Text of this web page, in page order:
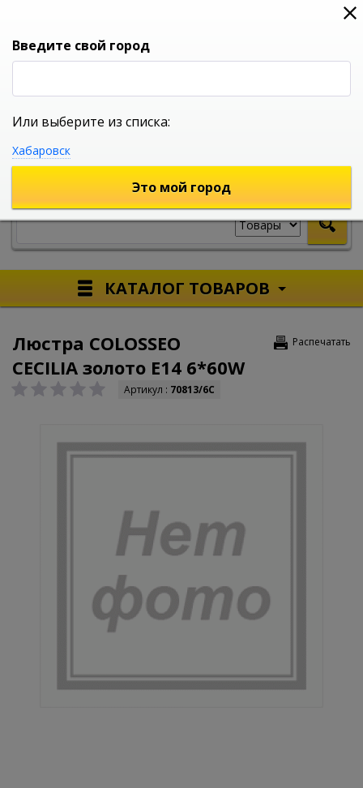
0
УНИВЕРСАЛЬНЫЙ ИНТЕРНЕТ МАГАЗИН
КАТАЛОГ ТОВАРОВ
Распечатать
Люстра COLOSSEO
CECILIA золото E14 6*60W
Артикул : 70813/6C
Введите свой город
Или выберите из списка:
Хабаровск
Это мой город